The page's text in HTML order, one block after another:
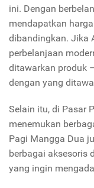
ini. Dengan
mendapatkan
dibandingkan. Jika
perbelanjaan
ditawarkan produk
dengan yang
Selain itu, di Pasar
menemukan
Pagi Mangga Dua
berbagai aksesoris
yang ingin